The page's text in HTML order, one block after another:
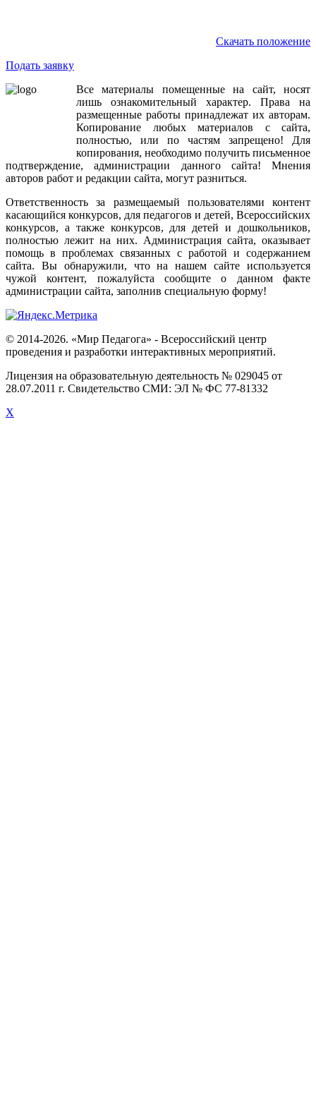
Скачать положение
Подать заявку
Все
материалы помещенные на сайт,носят
лишь
ознакомительный характер. Права
на
размещенные работы принадлежат их авторам.
Копирование
любых материалов с сайта,
полностью, или по частям запрещено! Для
копирования, необходимо получить письменное
подтверждение,администрации данного сайта! Мнения
авторов работ и редакции сайта, могут разниться.
Ответственность
за размещаемый пользователями
контент
касающийся конкурсов, для педагогов и детей, Всероссийских
конкурсов, а также конкурсов, для детей и дошкольников,
полностью лежит на них. Администрация сайта, оказывает
помощь в проблемах связанных с работой и содержанием
сайта. Вы обнаружили, что на нашем сайте используется
чужой
контент, пожалуйста сообщите о данном
факте
администрации сайта, заполнив специальную форму!
© 2014-2026. «Мир Педагога» - Всероссийский центр
проведения и разработки интерактивных мероприятий.
Лицензия на образовательную деятельность № 029045 от
28.07.2011 г. Свидетельство СМИ: ЭЛ № ФС 77-81332
X